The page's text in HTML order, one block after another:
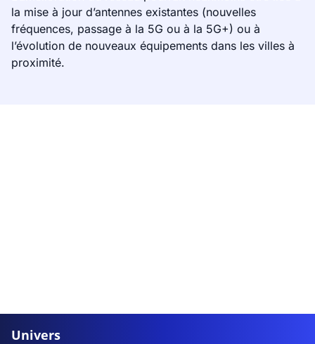
la mise à jour d’antennes existantes (nouvelles
fréquences, passage à la 5G ou à la 5G+) ou à
l’évolution de nouveaux équipements dans les villes à
proximité.
Univers